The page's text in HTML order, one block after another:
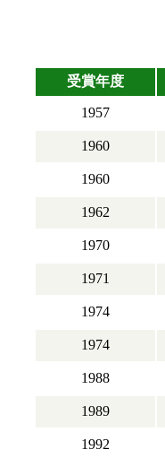
受賞年度
1957
1960
1960
1962
1970
1971
1974
1974
1988
1989
1992